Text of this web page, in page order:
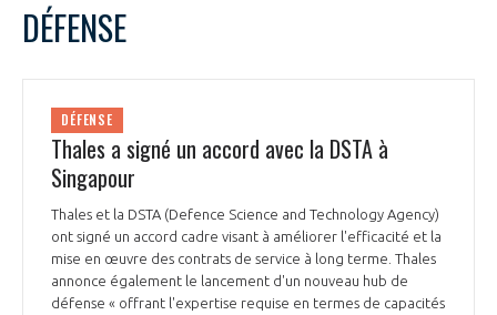
DÉFENSE
DÉFENSE
Thales a signé un accord avec la DSTA à
Singapour
Thales et la DSTA (Defence Science and Technology Agency)
ont signé un accord cadre visant à améliorer l'efficacité et la
mise en œuvre des contrats de service à long terme. Thales
annonce également le lancement d'un nouveau hub de
défense « offrant l'expertise requise en termes de capacités